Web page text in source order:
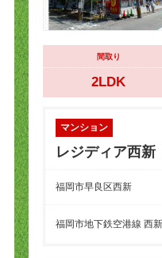
間取り
2LDK
マンション
レジディア西新
福岡市早良区西新
福岡市地下鉄空港線 西